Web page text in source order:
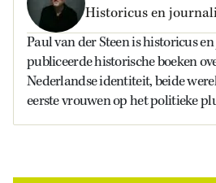
Historicus en
Paul van der Steen is historicus
publiceerde historische boeken
Nederlandse identiteit, beide
eerste vrouwen op het politieke